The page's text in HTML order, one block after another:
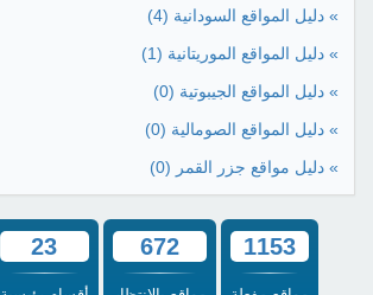
» دليل المواقع السودانية (4)
» دليل المواقع الموريتانية (1)
» دليل المواقع الجيبوتية (0)
» دليل المواقع الصومالية (0)
» دليل مواقع جزر القمر (0)
1153
672
23